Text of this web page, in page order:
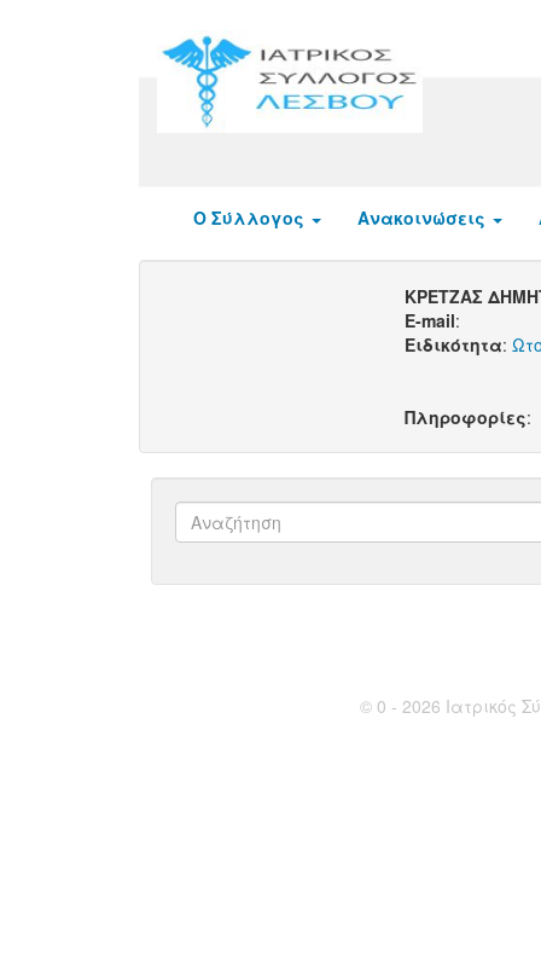
Ο Σύλλογος Ανακοινώσεις
ΚΡΕΤΖΑΣ
E-mail:
Ειδικότητα:
Πληροφορίες:
© 0 - 2026 Ιατρικός